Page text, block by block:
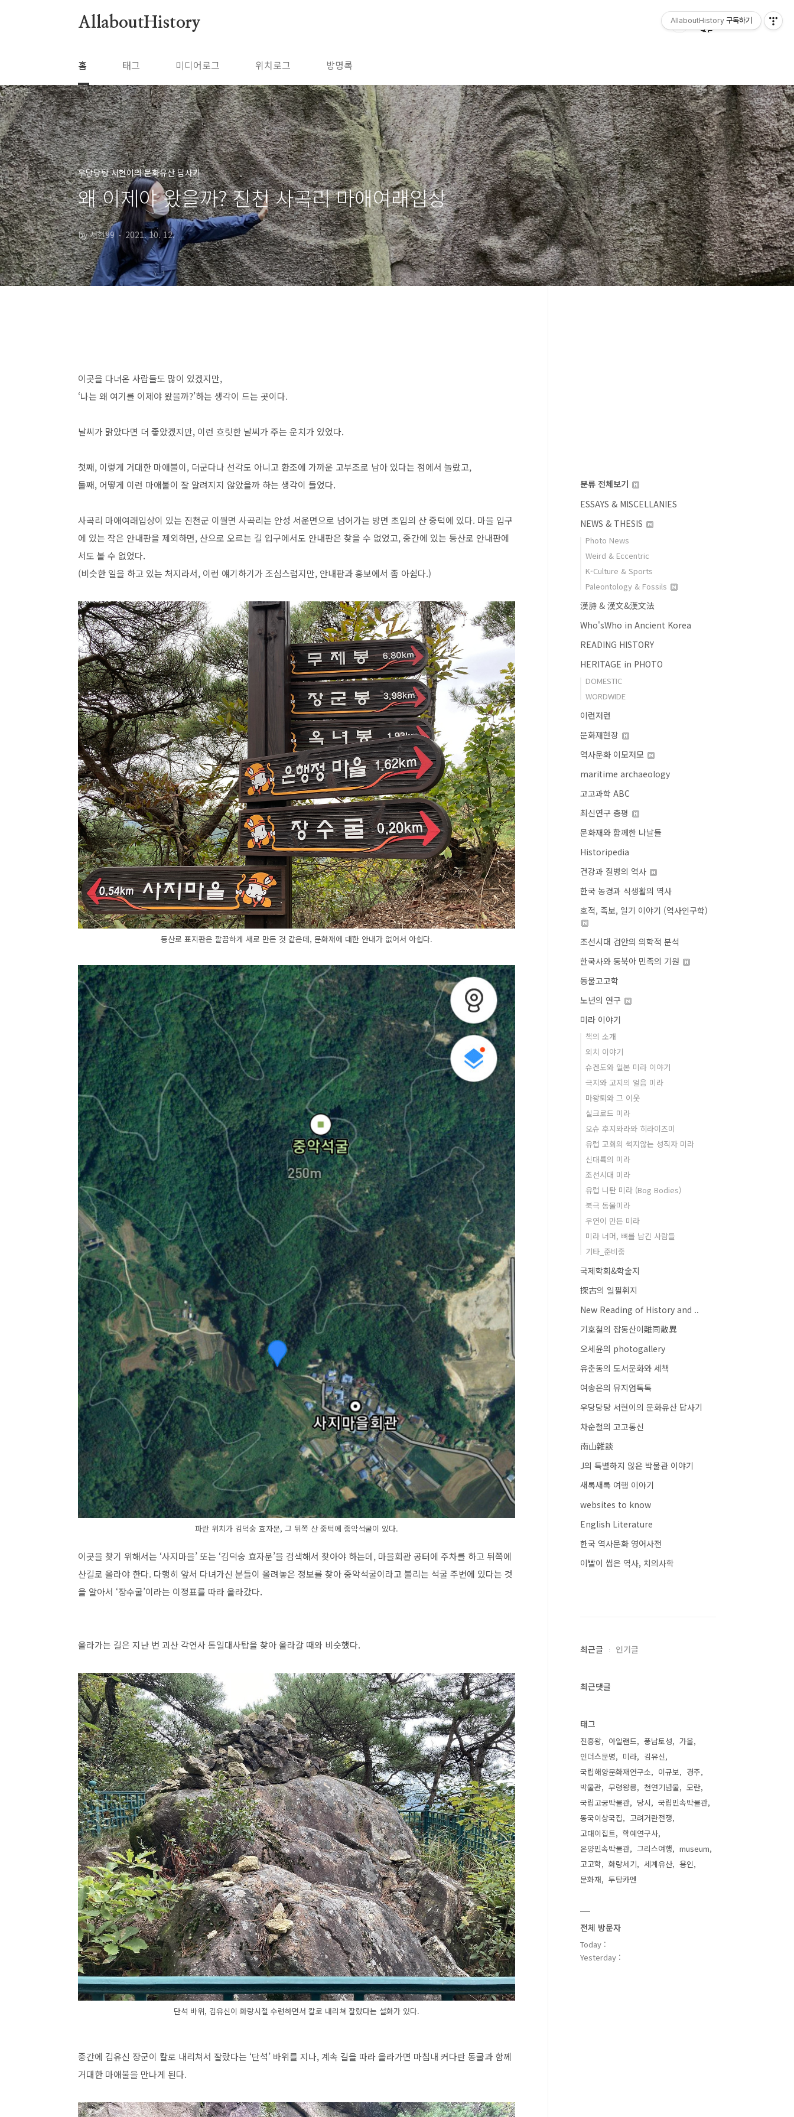
AllaboutHistory
홈 태그 미디어로그 위치로그 방명록
우당당탕 서현이의 문화유산 답사기
왜 이제야 왔을까? 진천 사곡리 마애여래입상
by 서현99 2021. 10. 12.
이곳을 다녀온 사람들도 많이 있겠지만,
‘나는 왜 여기를 이제야 왔을까?’하는 생각이 드는 곳이다.
날씨가 맑았다면 더 좋았겠지만, 이런 흐릿한 날씨가 주는 운치가 있었다.
첫째, 이렇게 거대한 마애불이, 더군다나 선각도 아니고 환조에 가까운 고부조로 남아 있다는 점에서 놀랐고,
둘째, 어떻게 이런 마애불이 잘 알려지지 않았을까 하는 생각이 들었다.
사곡리 마애여래입상이 있는 진천군 이월면 사곡리는 안성 서운면으로 넘어가는 방면 초입의 산 중턱에 있다. 마을 입구
에 있는 작은 안내판을 제외하면, 산으로 오르는 길 입구에서도 안내판은 찾을 수 없었고, 중간에 있는 등산로 안내판에
서도 볼 수 없었다.
(비슷한 일을 하고 있는 처지라서, 이런 얘기하기가 조심스럽지만, 안내판과 홍보에서 좀 아쉽다.)
등산로 표지판은 깔끔하게 새로 만든 것 같은데, 문화재에 대한 안내가 없어서 아쉽다.
파란 위치가 김덕숭 효자문, 그 뒤쪽 산 중턱에 중악석굴이 있다.
이곳을 찾기 위해서는 ‘사지마을’ 또는 ‘김덕숭 효자문’을 검색해서 찾아야 하는데, 마을회관 공터에 주차를 하고 뒤쪽에
산길로 올라야 한다. 다행히 앞서 다녀가신 분들이 올려놓은 정보를 찾아 중악석굴이라고 불리는 석굴 주변에 있다는 것
을 알아서 ‘장수굴’이라는 이정표를 따라 올라갔다.
올라가는 길은 지난 번 괴산 각연사 통일대사탑을 찾아 올라갈 때와 비슷했다.
단석 바위, 김유신이 화랑시절 수련하면서 칼로 내리쳐 잘랐다는 설화가 있다.
중간에 김유신 장군이 칼로 내리쳐서 잘랐다는 ‘단석’ 바위를 지나, 계속 길을 따라 올라가면 마침내 커다란 동굴과 함께
거대한 마애불을 만나게 된다.
분류 전체보기
ESSAYS & MISCELLANIES
NEWS & THESIS
Photo News
Weird & Eccentric
K-Culture & Sports
Paleontology & Fossils
漢詩 & 漢文&漢文法
Who'sWho in Ancient Korea
READING HISTORY
HERITAGE in PHOTO
DOMESTIC
WORDWIDE
이런저런
문화재현장
역사문화 이모저모
maritime archaeology
고고과학 ABC
최신연구 총평
문화재와 함께한 나날들
Historipedia
건강과 질병의 역사
한국 농경과 식생활의 역사
호적, 족보, 일기 이야기 (역사인구학)
조선시대 검안의 의학적 분석
한국사와 동북아 민족의 기원
동물고고학
노년의 연구
미라 이야기
책의 소개
외치 이야기
슈겐도와 일본 미라 이야기
극지와 고지의 얼음 미라
마왕퇴와 그 이웃
실크로드 미라
오슈 후지와라와 히라이즈미
유럽 교회의 썩지않는 성직자 미라
신대륙의 미라
조선시대 미라
유럽 니탄 미라 (Bog Bodies)
북극 동물미라
우연이 만든 미라
미라 너머, 뼈를 남긴 사람들
기타_준비중
국제학회&학술지
探古의 일필휘지
New Reading of History and ..
기호철의 잡동산이雜同散異
오세윤의 photogallery
유춘동의 도서문화와 세책
여송은의 뮤지엄톡톡
우당당탕 서현이의 문화유산 답사기
차순철의 고고통신
南山雜談
J의 특별하지 않은 박물관 이야기
새록새록 여행 이야기
websites to know
English Literature
한국 역사문화 영어사전
이빨이 씹은 역사, 치의사학
최근글 인기글
최근댓글
태그
진흥왕 아일랜드 풍납토성
가을
인더스문명
미라
김유신
국립해양문화재연구소
이규보
경주
박물관
무령왕릉 천연기념물
모란
국립고궁박물관
당시
국립민속박물관
동국이상국집
고려거란전쟁
고대이집트
학예연구사
온양민속박물관
그리스여행
museum
고고학
화랑세기 세계유산
용인
문화재
투탕카멘
전체 방문자
Today :
Yesterday :
AllaboutHistory 구독하기